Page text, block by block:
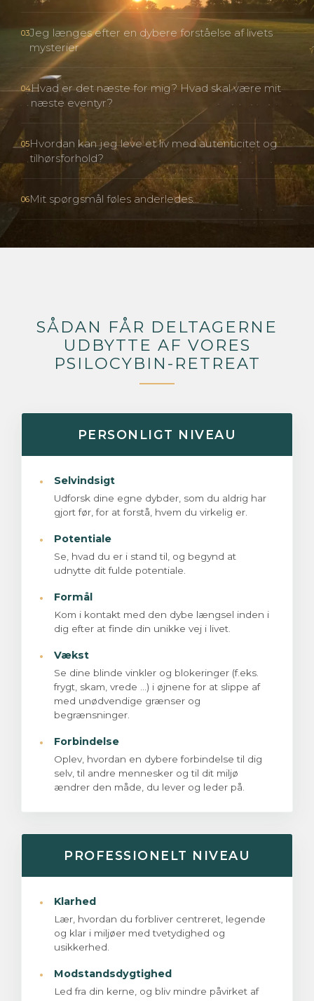
03Jeg længes efter en dybere forståelse af livets
mysterier
04Hvad er det næste for mig? Hvad skal være mit
næste eventyr?
05Hvordan kan jeg leve et liv med autenticitet og
tilhørsforhold?
06Mit spørgsmål føles anderledes...
SÅDAN FÅR DELTAGERNE
UDBYTTE AF VORES
PSILOCYBIN-RETREAT
PERSONLIGT NIVEAU
· Selvindsigt
Udforsk dine egne dybder, som du aldrig har
gjort før, for at forstå, hvem du virkelig er.
· Potentiale
Se, hvad du er i stand til, og begynd at
udnytte dit fulde potentiale.
· Formål
Kom i kontakt med den dybe længsel inden i
dig efter at finde din unikke vej i livet.
· Vækst
Se dine blinde vinkler og blokeringer (f.eks.
frygt, skam, vrede ...) i øjnene for at slippe af
med unødvendige grænser og
begrænsninger.
· Forbindelse
Oplev, hvordan en dybere forbindelse til dig
selv, til andre mennesker og til dit miljø
ændrer den måde, du lever og leder på.
PROFESSIONELT NIVEAU
· Klarhed
Lær, hvordan du forbliver centreret, legende
og klar i miljøer med tvetydighed og
usikkerhed.
· Modstandsdygtighed
Led fra din kerne, og bliv mindre påvirket af